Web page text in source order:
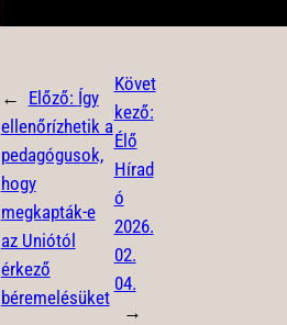
← Előző: Így
ellenőrízhetik a
pedagógusok,
hogy
megkapták-e
az Uniótól
érkező
béremelésüket
Követ
kező:
Élő
Hírad
ó
2026.
02.
04.
→